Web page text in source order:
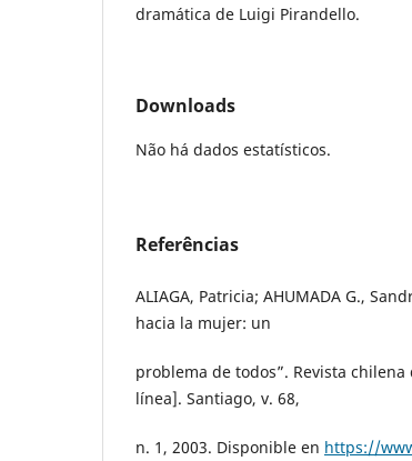
dramática de Luigi Pirandello.
Downloads
Não há dados estatísticos.
Referências
ALIAGA, Patricia; AHUMADA G.,
hacia la mujer: un
problema de todos”. Revista
línea]. Santiago, v. 68,
n. 1, 2003. Disponible en https://